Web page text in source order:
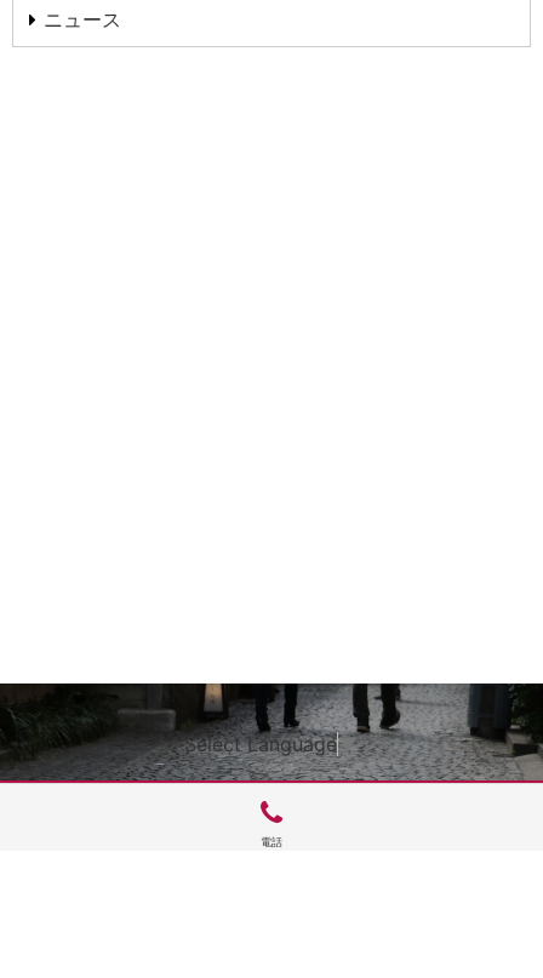
ニュース
Select Language▼
電話